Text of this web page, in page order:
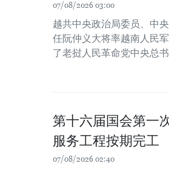
07/08/2026 03:00
越共中央政治局委员、中
任阮仲义大将率越南人民
了老挝人民革命党中央总
第十六届国会第一
服务工程按期完工
07/08/2026 02:40